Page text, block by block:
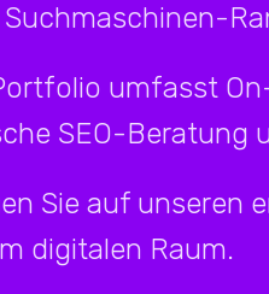
umfasst
SEO-Beratung
Sie auf unseren
digitalen Raum.